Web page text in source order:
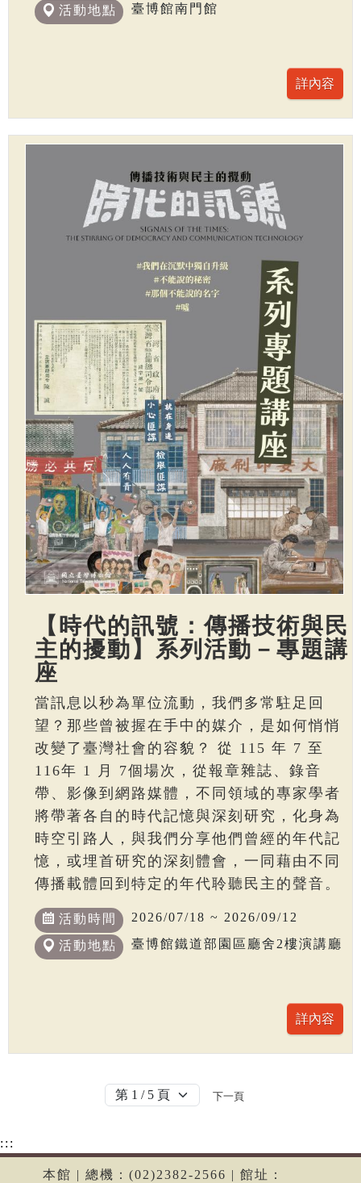
活動地點 臺博館南門館
【時代的訊號：傳播技術與民
主的擾動】系列活動－專題講
座
當訊息以秒為單位流動，我們多常駐足回
望？那些曾被握在手中的媒介，是如何悄悄
改變了臺灣社會的容貌？ 從 115 年 7 至
116年 1 月 7個場次，從報章雜誌、錄音
帶、影像到網路媒體，不同領域的專家學者
將帶著各自的時代記憶與深刻研究，化身為
時空引路人，與我們分享他們曾經的年代記
憶，或埋首研究的深刻體會，一同藉由不同
傳播載體回到特定的年代聆聽民主的聲音。
活動時間 2026/07/18 ~ 2026/09/12
活動地點 臺博館鐵道部園區廳舍2樓演講廳
下一頁
:::
本館 | 總機：(02)2382-2566 | 館址：